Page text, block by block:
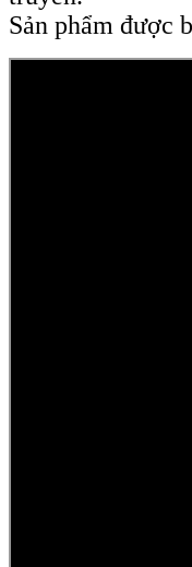
Sản phẩm được